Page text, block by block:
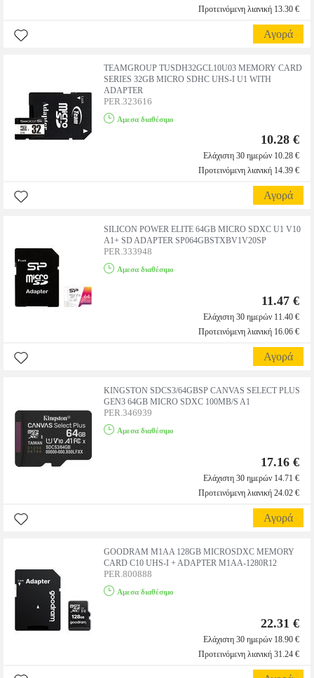
Προτεινόμενη λιανική 13.30 €
Αγορά
TEAMGROUP TUSDH32GCL10U03 MEMORY CARD
SERIES 32GB MICRO SDHC UHS-I U1 WITH
ADAPTER
PER.323616
Αμεσα διαθέσιμο
10.28 €
Ελάχιστη 30 ημερών 10.28 €
Προτεινόμενη λιανική 14.39 €
Αγορά
SILICON POWER ELITE 64GB MICRO SDXC U1 V10
A1+ SD ADAPTER SP064GBSTXBV1V20SP
PER.333948
Αμεσα διαθέσιμο
11.47 €
Ελάχιστη 30 ημερών 11.40 €
Προτεινόμενη λιανική 16.06 €
Αγορά
KINGSTON SDCS3/64GBSP CANVAS SELECT PLUS
GEN3 64GB MICRO SDXC 100MB/S A1
PER.346939
Αμεσα διαθέσιμο
17.16 €
Ελάχιστη 30 ημερών 14.71 €
Προτεινόμενη λιανική 24.02 €
Αγορά
GOODRAM M1AA 128GB MICROSDXC MEMORY
CARD C10 UHS-I + ADAPTER M1AA-1280R12
PER.800888
Αμεσα διαθέσιμο
22.31 €
Ελάχιστη 30 ημερών 18.90 €
Προτεινόμενη λιανική 31.24 €